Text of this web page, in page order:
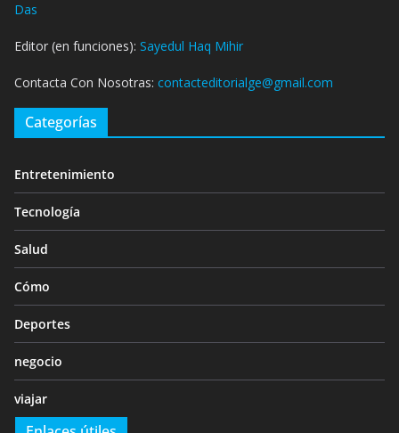
Das
Editor (en funciones): Sayedul Haq Mihir
Contacta Con Nosotras: contacteditorialge@gmail.com
Categorías
Entretenimiento
Tecnología
Salud
Cómo
Deportes
negocio
viajar